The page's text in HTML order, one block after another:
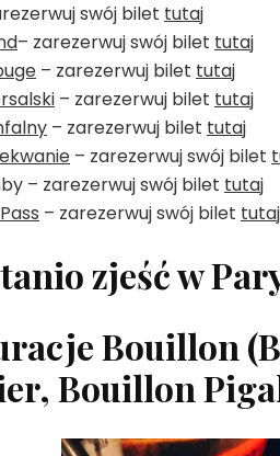
swój bilet tutaj
– zarezerwuj swój bilet tutaj
– zarezerwuj bilet tutaj
– zarezerwuj bilet tutaj
– zarezerwuj bilet tutaj
– zarezerwuj swój bilet
– zarezerwuj swój bilet tutaj
– zarezerwuj swój bilet tutaj
zjeść w
Bouillon
Bouillon